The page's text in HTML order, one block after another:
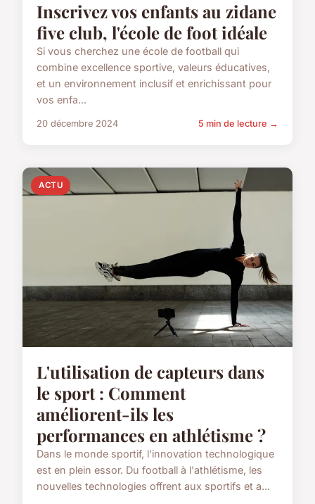
Inscrivez vos enfants au zidane
five club, l'école de foot idéale
Si vous cherchez une école de football qui
combine excellence sportive, valeurs éducatives,
et un environnement inclusif et enrichissant pour
vos enfa...
20 décembre 2024 5 min de lecture →
ACTU
L'utilisation de capteurs dans
le sport : Comment
améliorent-ils les
performances en athlétisme ?
Dans le monde sportif, l'innovation technologique
est en plein essor. Du football à l'athlétisme, les
nouvelles technologies offrent aux sportifs et a...